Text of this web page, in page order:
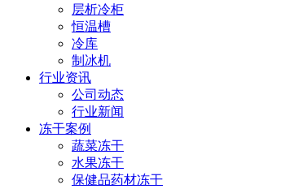
层析冷柜
恒温槽
冷库
制冰机
行业资讯
公司动态
行业新闻
冻干案例
蔬菜冻干
水果冻干
保健品药材冻干